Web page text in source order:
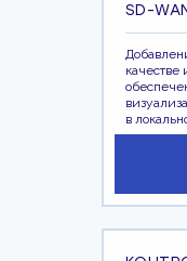
SD-
качестве
в